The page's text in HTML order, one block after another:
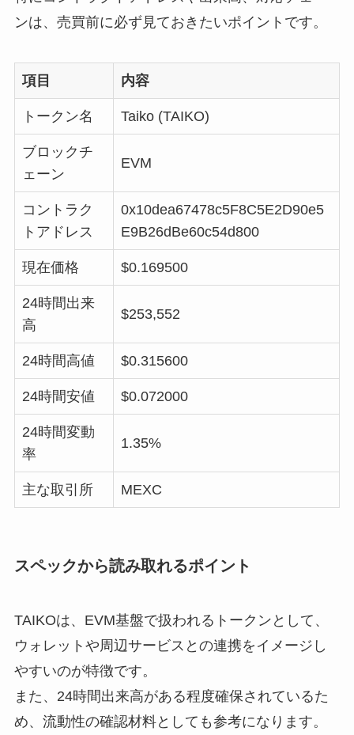
ンは、売買前に必ず見ておきたいポイントです。
項目 内容
トークン名 Taiko (TAIKO)
ブロックチ
ェーン
EVM
コントラク
トアドレス
0x10dea67478c5F8C5E2D90e5
E9B26dBe60c54d800
現在価格 $0.169500
24時間出来
高
$253,552
24時間高値 $0.315600
24時間安値 $0.072000
24時間変動
率
1.35%
主な取引所 MEXC
スペックから読み取れるポイント
TAIKOは、EVM基盤で扱われるトークンとして、
ウォレットや周辺サービスとの連携をイメージし
やすいのが特徴です。
また、24時間出来高がある程度確保されているた
め、流動性の確認材料としても参考になります。